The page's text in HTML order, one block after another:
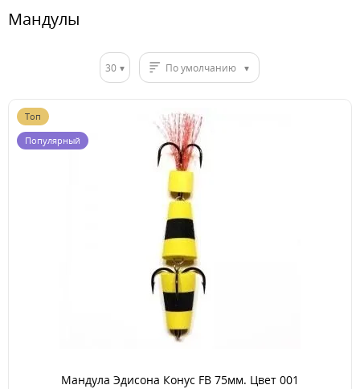
Мандулы
30 По умолчанию
Топ
Популярный
Мандула Эдисона Конус FB 75мм. Цвет 001